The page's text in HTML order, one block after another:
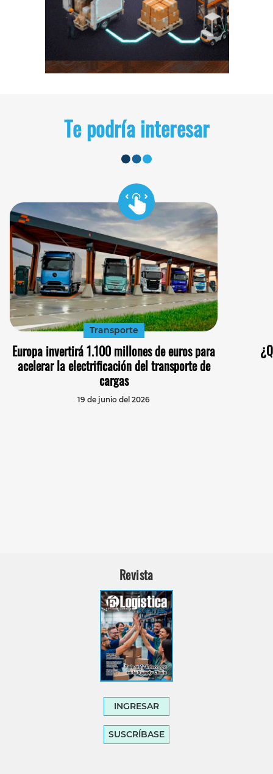
Te podría interesar
Transporte
Europa invertirá 1.100 millones de euros para
acelerar la electrificación del transporte de
cargas
19 de junio del 2026
Revista
INGRESAR
SUSCRÍBASE